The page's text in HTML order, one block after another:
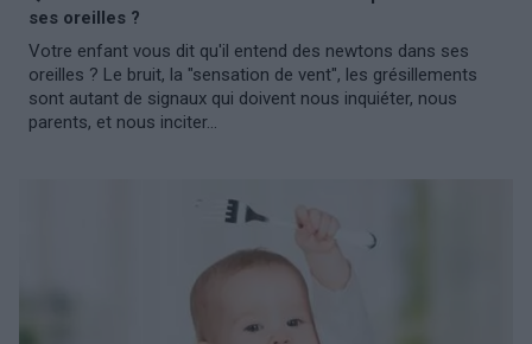
ses oreilles ?
Votre enfant vous dit qu'il entend des newtons dans ses
oreilles ? Le bruit, la "sensation de vent", les grésillements
sont autant de signaux qui doivent nous inquiéter, nous
parents, et nous inciter...